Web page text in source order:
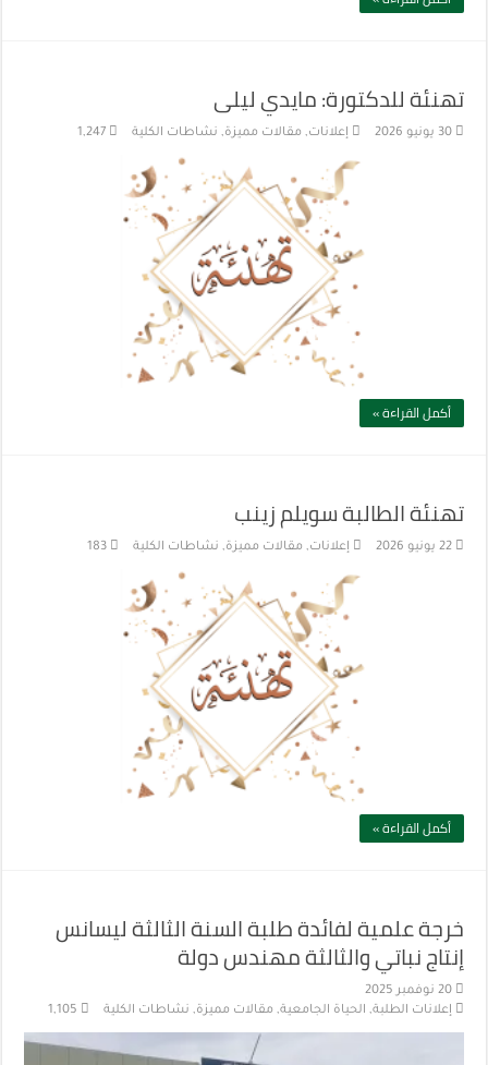
تهنئة للدكتورة: مايدي ليلى
30 يونيو 2026 إعلانات, مقالات مميزة, نشاطات الكلية 1,247
أكمل القراءة »
تهنئة الطالبة سويلم زينب
22 يونيو 2026 إعلانات, مقالات مميزة, نشاطات الكلية 183
أكمل القراءة »
خرجة علمية لفائدة طلبة السنة الثالثة ليسانس
إنتاج نباتي والثالثة مهندس دولة
20 نوفمبر 2025
إعلانات الطلبة, الحياة الجامعية, مقالات مميزة, نشاطات الكلية 1,105